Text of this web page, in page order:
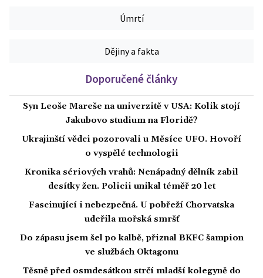
Úmrtí
Dějiny a fakta
Doporučené články
Syn Leoše Mareše na univerzitě v USA: Kolik stojí
Jakubovo studium na Floridě?
Ukrajinští vědci pozorovali u Měsíce UFO. Hovoří
o vyspělé technologii
Kronika sériových vrahů: Nenápadný dělník zabil
desítky žen. Policii unikal téměř 20 let
Fascinující i nebezpečná. U pobřeží Chorvatska
udeřila mořská smršť
Do zápasu jsem šel po kalbě, přiznal BKFC šampion
ve službách Oktagonu
Těsně před osmdesátkou strčí mladší kolegyně do